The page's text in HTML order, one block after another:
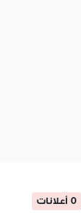
0 أعلانات